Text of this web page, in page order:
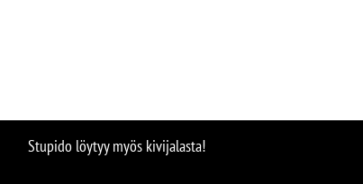
Stupido löytyy myös kivijalasta!